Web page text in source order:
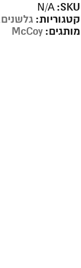
SKU:
N/A
קטגוריות: גלשנים
מותגים: McCoy